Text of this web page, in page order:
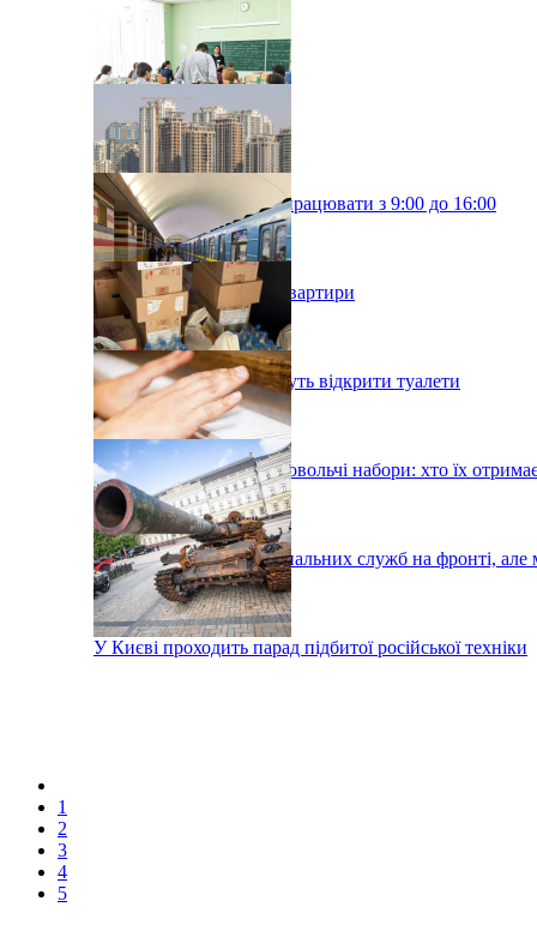
Київські школи будуть працювати з 9:00 до 16:00
У Києві подорожчали квартири
У київському метро хочуть відкрити туалети
У Києві роздадуть продовольчі набори: хто їх
Тисячі робітників комунальних служб на фронті, але
У Києві проходить парад підбитої російської техніки
1
2
3
4
5